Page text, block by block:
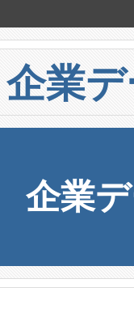
企業
企業